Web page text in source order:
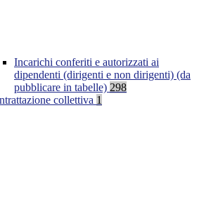
Incarichi conferiti e autorizzati ai
dipendenti (dirigenti e non dirigenti) (da
pubblicare in tabelle) 298
collettiva 1